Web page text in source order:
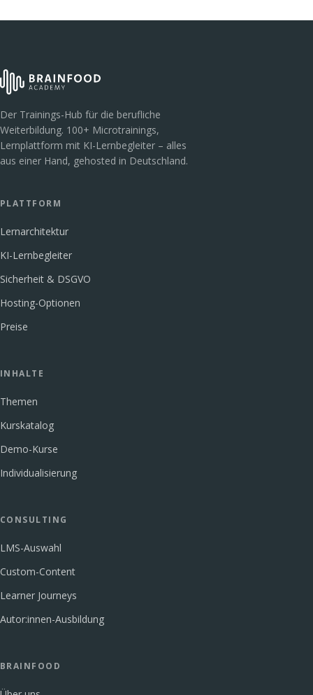
Der Trainings-Hub für die berufliche
Weiterbildung. 100+ Microtrainings,
Lernplattform mit KI-Lernbegleiter – alles
aus einer Hand, gehosted in Deutschland.
PLATTFORM
Lernarchitektur
KI-Lernbegleiter
Sicherheit & DSGVO
Hosting-Optionen
Preise
INHALTE
Themen
Kurskatalog
Demo-Kurse
Individualisierung
CONSULTING
LMS-Auswahl
Custom-Content
Learner Journeys
Autor:innen-Ausbildung
BRAINFOOD